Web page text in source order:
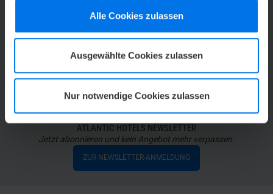
Alle Cookies zulassen
Ausgewählte Cookies zulassen
Nur notwendige Cookies zulassen
ATLANTIC HOTELS NEWSLETTER
Jetzt abonnieren und kein Angebot mehr verpassen.
ZUR NEWSLETTER-ANMELDUNG